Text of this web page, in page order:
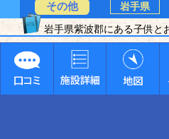
その他
岩手県
岩手県紫波郡にある子供と